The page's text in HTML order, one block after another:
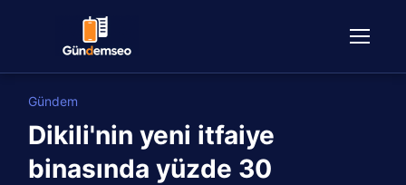
Gündem
Dikili'nin yeni itfaiye
binasında yüzde 30